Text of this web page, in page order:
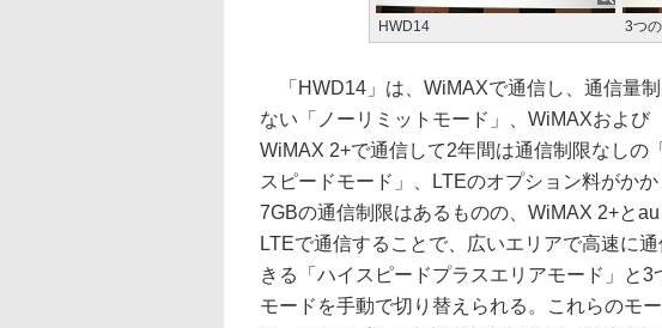
HWD14 3つ
「HWD14」は、WiMAXで通信し、通信量
ない「ノーリミットモード」、WiMAXおよび
WiMAX 2+で通信して2年間は通信制限なしの
スピードモード」、LTEのオプション料がかか
7GBの通信制限はあるものの、WiMAX 2+と
LTEで通信することで、広いエリアで高速に
きる「ハイスピードプラスエリアモード」と3
モードを手動で切り替えられる。これらのモ